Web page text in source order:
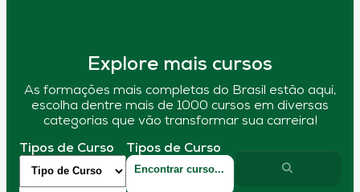
Explore mais cursos
As formações mais completas do Brasil estão aqui,
escolha dentre mais de 1000 cursos em diversas
categorias que vão transformar sua carreira!
Tipos de Curso Tipos de Curso